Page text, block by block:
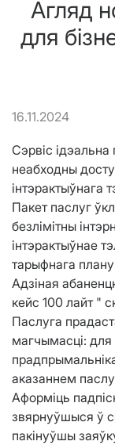
Агляд
для
16.11.2024
Сэрвіс ідэальна
неабходны
інтэрактыўнага
Пакет паслуг
безлімітны
інтэрактыўнае
тарыфнага
Адзіная
кейс 100 лайт "
Паслуга
магчымасці:
аказаннем
Аформіць
звярнуўшыся ў
пакінуўшы